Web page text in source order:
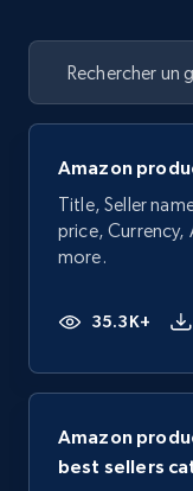
Amazon
Title, Seller
price, Currency,
more.
35.3K+
Amazon
best sellers